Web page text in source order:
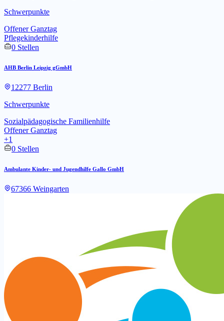
Schwerpunkte
Offener Ganztag
Pflegekinderhilfe
0 Stellen
AHB Berlin Leipzig gGmbH
12277 Berlin
Schwerpunkte
Sozialpädagogische Familienhilfe
Offener Ganztag
+1
0 Stellen
Ambulante Kinder- und Jugendhilfe Gallo GmbH
67366 Weingarten